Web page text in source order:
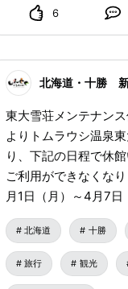
染める紅葉を是非ご
6
東大雪荘メンテナン
よりトムラウシ温泉
り、下記の日程で休
ご利用ができなくなります。 【休館期間
月1日（月）～4月7日（日）7日間
町 #新得町観光協会
東大雪荘 #大雪山国立
日
北海道 十勝
旅行 観光